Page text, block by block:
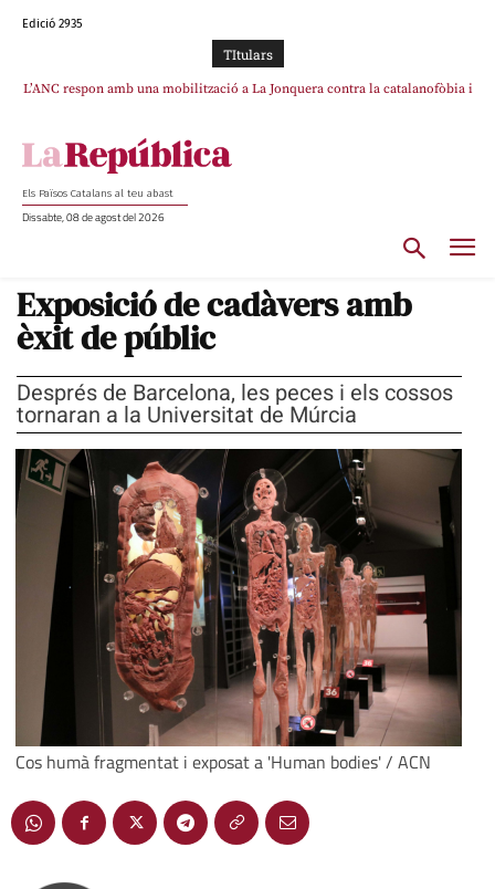
Edició 2935
TItulars
L’ANC respon amb una mobilització a La Jonquera contra la catalanofòbia i
SOS Costa Brava es planta contra la “nefasta” prolongació de la C-32 i
Els Països Catalans al teu abast
Dissabte, 08 de agost del 2026
Exposició de cadàvers amb
èxit de públic
Després de Barcelona, les peces i els cossos
tornaran a la Universitat de Múrcia
Cos humà fragmentat i exposat a 'Human bodies' / ACN